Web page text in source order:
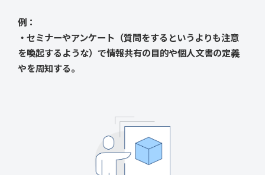
例：
・セミナーやアンケート（質問をするというよりも注意
を喚起するような）で情報共有の目的や個人文書の定義
やを周知する。